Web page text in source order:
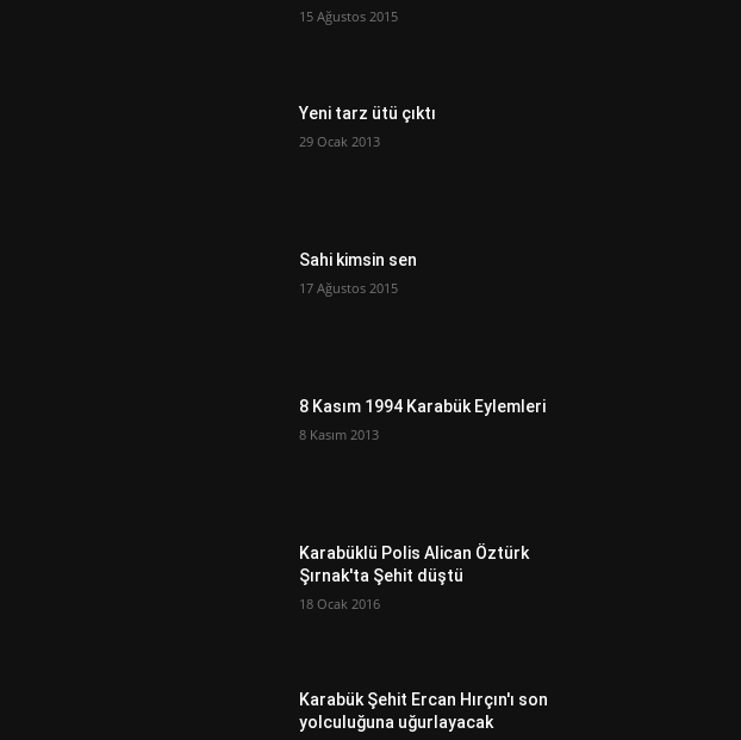
15 Ağustos 2015
Yeni tarz ütü çıktı
29 Ocak 2013
Sahi kimsin sen
17 Ağustos 2015
8 Kasım 1994 Karabük Eylemleri
8 Kasım 2013
Karabüklü Polis Alican Öztürk
Şırnak'ta Şehit düştü
18 Ocak 2016
Karabük Şehit Ercan Hırçın'ı son
yolculuğuna uğurlayacak